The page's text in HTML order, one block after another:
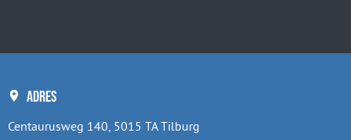
Adres
Centaurusweg 140, 5015 TA Tilburg